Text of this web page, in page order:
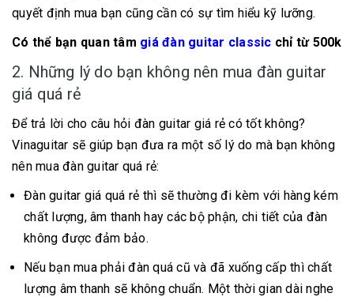
quyết định mua bạn cũng cần có sự tìm hiểu kỹ lưỡng.
Có thể bạn quan tâm giá đàn guitar classic chỉ từ 500k
2. Những lý do bạn không nên mua đàn guitar
giá quá rẻ
Để trả lời cho câu hỏi đàn guitar giá rẻ có tốt không?
Vinaguitar sẽ giúp bạn đưa ra một số lý do mà bạn không
nên mua đàn guitar quá rẻ:
Đàn guitar giá quá rẻ thì sẽ thường đi kèm với hàng kém
chất lượng, âm thanh hay các bộ phận, chi tiết của đàn
không được đảm bảo.
Nếu bạn mua phải đàn quá cũ và đã xuống cấp thì chất
lượng âm thanh sẽ không chuẩn. Một thời gian dài nghe